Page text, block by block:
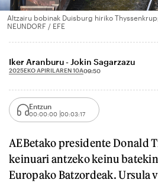
Altzairu bobinak Duisburg hiriko
NEUNDORF / EFE
Iker Aranburu - Jokin Sagarzazu
2025EKO APIRILAREN 10A09:50
Entzun
00:00:00 00:03:17
AEBetako presidente Donald
keinuari antzeko keinu
Europako Batzordeak. Ursula